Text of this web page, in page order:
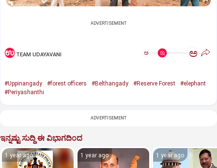
ADVERTISEMENT
TEAM UDAYAVANI ಅ ಅ
#Uppinangady #forest officers #Belthangady #Reserve Forest
#elephant
#Periyashanthi
ADVERTISEMENT
ಇನ್ನಷ್ಟು ಸುದ್ದಿ ಈ ವಿಭಾಗದಿಂದ
1 year ago 1 year ago 1 year ago